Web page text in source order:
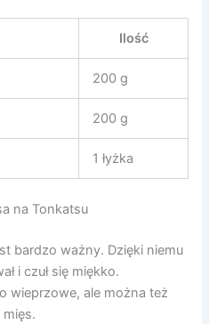
Ilość
200 g
200 g
1 łyżka
na Tonkatsu
bardzo ważny. Dzięki niemu
i czuł się miękko.
wieprzowe, ale można też